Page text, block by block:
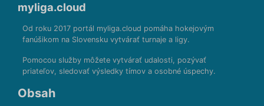
myliga.cloud
Od roku 2017 portál myliga.cloud pomáha hokejovým
fanúšikom na Slovensku vytvárať turnaje a ligy.
Pomocou služby môžete vytvárať udalosti, pozývať
priateľov, sledovať výsledky tímov a osobné úspechy.
Obsah